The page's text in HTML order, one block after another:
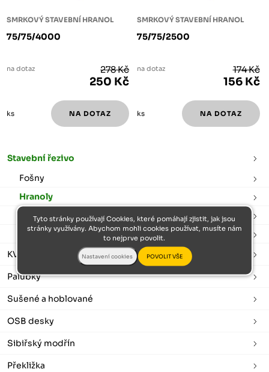
SMRKOVÝ STAVEBNÍ HRANOL
75/75/4000
na dotaz 278 Kč
250 Kč
ks
SMRKOVÝ STAVEBNÍ HRANOL
75/75/2500
na dotaz 174 Kč
156 Kč
ks
Stavební řezivo
Fošny
Hranoly
Prkna
Latě
KVH hranoly
Palubky
Sušené a hoblované
OSB desky
Sibiřský modřín
Překližka
Tyto stránky používají Cookies, které pomáhají zjistit, jak jsou
stránky využívány. Abychom mohli cookies používat, musíte nám
to nejprve povolit.